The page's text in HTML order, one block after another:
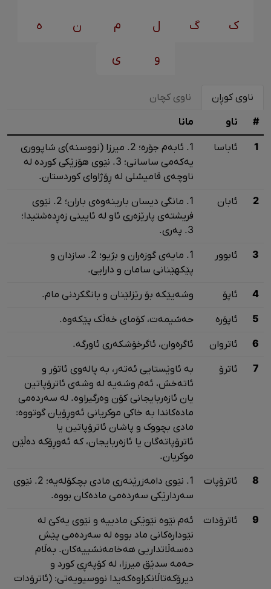
ک گ ل م ن ه
و ی
ناوی کوڕان ناوی کچان
# ناو مانا
1 ئاباسا
1. ئابه‌م جۆره‌؛ 2. میرزا (نووسنه‌)ی شاپووری
یه‌که‌می ساسانی؛ 3. نێوی هۆزێکی کورده‌ له‌
ناوچه‌ی قامیشلی له‌ ڕۆژاوای کوردستان.
2 ئابان
1. مانگی دیسان بارینه‌وه‌ی باران؛ 2. نێوی
فریشته‌ی پارێزه‌ری ئاو له‌ ئایینی زه‌ڕده‌شتیدا؛
3. په‌ری.
3 ئابوور
1. مایه‌ی گوزه‌ران و بژیو؛ 2. سازدان و
پێکهێنانی سامان و دارایی.
4 ئاپۆ وشه‌یێکه‌ بۆ رێزلێنان و بانگکردنی مام.
5 ئاپۆره حه‌شیمه‌ت، کۆمای خه‌ڵک پێکه‌وه‌.
6 ئاتروان ئاگره‌وان، ئاگرخۆشکه‌ری ئاورگه‌.
7 ئاترۆ
به‌ ئاوێستایی ئه‌ته‌ر، به‌ پاله‌وی ئاتۆر و
ئاته‌خش، ئه‌م وشه‌یه‌ له‌ وشه‌ی ئاترۆپاتین
یان ئازه‌ربایجانی کۆن وه‌رگیراوه‌. له‌ سه‌رده‌می
ماده‌کاندا به‌ خاکی موکریانی ئه‌وڕۆیان گوتووه‌:
مادی بچووک و ‌پاشان ئاترۆپاتین یا
ئاترۆپاته‌گان یا ئازه‌ربایجان، که‌ ئه‌وڕۆکه‌ ده‌ڵێن
موکریان.
8 ئاترۆپات
1. نێوی دامه‌زرێنه‌ری مادی بچکۆله‌یه‌؛ 2. نێوی
سه‌ردارێکی سه‌رده‌می ماده‌کان بووه‌.
9 ئاترۆدات
ئه‌م نێوه‌ نێوێکی مادییه‌ و نێوی یه‌کێ له‌
نێوداره‌کانی ماد بووه‌ له‌ سه‌رده‌می پێش
ده‌سه‌ڵاتداریی هه‌خامه‌نشییه‌کان. به‌ڵام
حه‌مه‌ سدێق میرزا، له‌ کۆپه‌ڕی کورد و
دیرۆکه‌تاڵانکراوه‌که‌یدا نووسیویه‌تی: (ئاترۆدات